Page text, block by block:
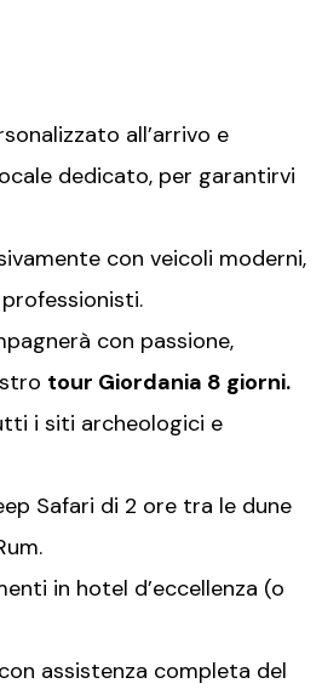
all’arrivo e
dedicato, per garantirvi
con veicoli moderni,
con passione,
tour Giordania 8 giorni.
i siti archeologici e
Safari di 2 ore tra le dune
in hotel d’eccellenza (o
assistenza completa del